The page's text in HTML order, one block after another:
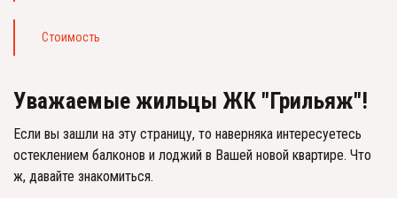
Стоимость
Уважаемые жильцы ЖК "Грильяж"!
Если вы зашли на эту страницу, то наверняка интересуетесь
остеклением балконов и лоджий в Вашей новой квартире. Что
ж, давайте знакомиться.